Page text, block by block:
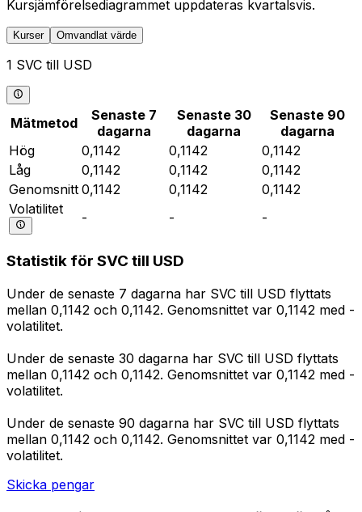
Kursjämförelsediagrammet uppdateras kvartalsvis.
Kurser Omvandlat värde
1 SVC till USD
Mätmetod
Senaste 7
dagarna
Senaste 30
dagarna
Senaste 90
dagarna
Hög
0,1142 0,1142
0,1142
Låg
0,1142 0,1142
0,1142
Genomsnitt 0,1142 0,1142
0,1142
Volatilitet
- - -
Statistik för SVC till USD
Under de senaste 7 dagarna har SVC till USD flyttats
mellan 0,1142 och 0,1142. Genomsnittet var 0,1142 med -
volatilitet.
Under de senaste 30 dagarna har SVC till USD flyttats
mellan 0,1142 och 0,1142. Genomsnittet var 0,1142 med -
volatilitet.
Under de senaste 90 dagarna har SVC till USD flyttats
mellan 0,1142 och 0,1142. Genomsnittet var 0,1142 med -
volatilitet.
Skicka pengar